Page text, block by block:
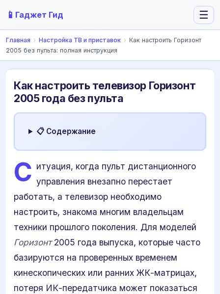
📱 Гаджет Гид ☰
Главная › Настройка ТВ и приставок › Как настроить Горизонт
2005 без пульта: полная инструкция
Как настроить телевизор Горизонт
2005 года без пульта
📋 Содержание
С итуация, когда пульт дистанционного
управления внезапно перестает
работать, а телевизор необходимо
настроить, знакома многим владельцам
техники прошлого поколения. Для моделей
Горизонт2005 года выпуска, которые часто
базируются на проверенных временем
кинескопических или ранних ЖК-матрицах,
потеря ИК-передатчика может показаться